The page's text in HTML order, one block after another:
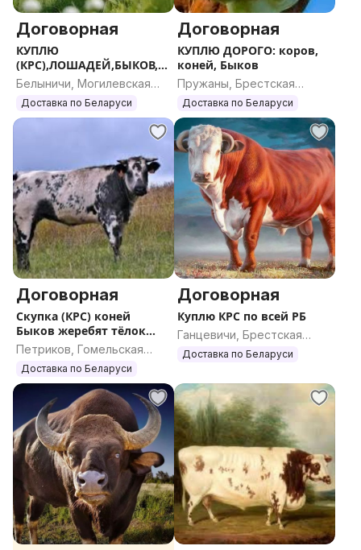
Договорная
КУПЛЮ
(КРС),ЛОШАДЕЙ,БЫКОВ,Д
ОРОГО
Белыничи, Могилевская
область
Доставка по Беларуси
Договорная
КУПЛЮ ДОРОГО: коров,
коней, Быков
Пружаны, Брестская
область
Доставка по Беларуси
Договорная
Скупка (КРС) коней
Быков жеребят тёлок
дорого
Петриков, Гомельская
область
Доставка по Беларуси
Договорная
Куплю КРС по всей РБ
Ганцевичи, Брестская
область
Доставка по Беларуси